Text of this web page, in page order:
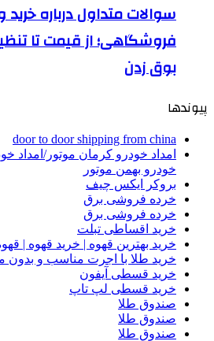
سوالات متداول درباره
فروشگاهی؛ از قیمت تا
بوق زدن
پیوندها
door to door shipping from china
امداد خودرو کرمان موتور/امداد
خودرو بهمن موتور
بروکر ایکس چیف
خرده فروشی برق
خرده فروشی برق
خرید اقساطی تبلت
خرید بهترین قهوه | خرید قهوه |
خرید طلا با اجرت مناسب و بدون
خرید قسطی آیفون
خرید قسطی لپ تاپ
صندوق طلا
صندوق طلا
صندوق طلا